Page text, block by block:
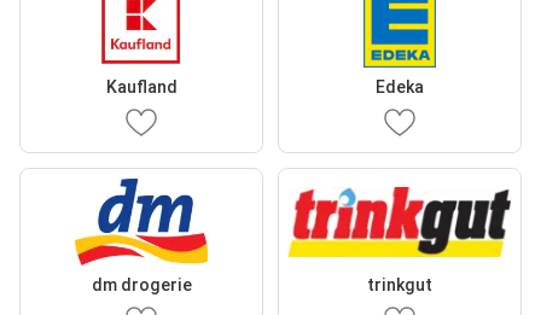
Kaufland Edeka
dm drogerie trinkgut